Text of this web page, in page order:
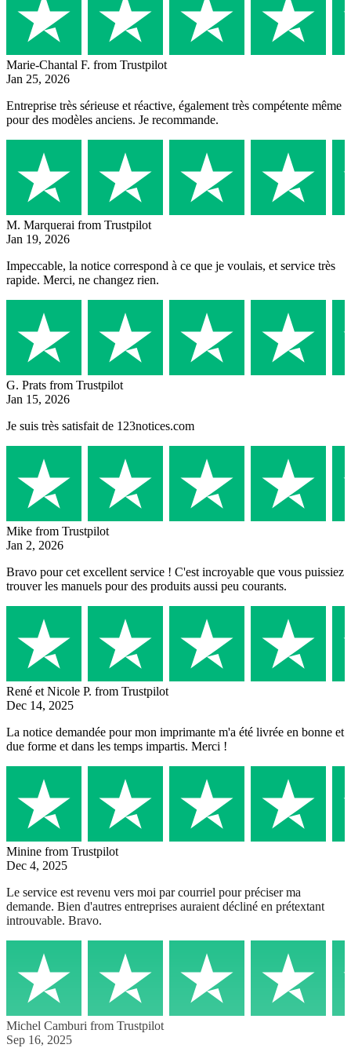
Marie-Chantal F. from Trustpilot
Jan 25, 2026
Entreprise très sérieuse et réactive, également très compétente même
pour des modèles anciens. Je recommande.
M. Marquerai from Trustpilot
Jan 19, 2026
Impeccable, la notice correspond à ce que je voulais, et service très
rapide. Merci, ne changez rien.
G. Prats from Trustpilot
Jan 15, 2026
Je suis très satisfait de 123notices.com
Mike from Trustpilot
Jan 2, 2026
Bravo pour cet excellent service ! C'est incroyable que vous puissiez
trouver les manuels pour des produits aussi peu courants.
René et Nicole P. from Trustpilot
Dec 14, 2025
La notice demandée pour mon imprimante m'a été livrée en bonne et
due forme et dans les temps impartis. Merci !
Minine from Trustpilot
Dec 4, 2025
Le service est revenu vers moi par courriel pour préciser ma
demande. Bien d'autres entreprises auraient décliné en prétextant
introuvable. Bravo.
Michel Camburi from Trustpilot
Sep 16, 2025